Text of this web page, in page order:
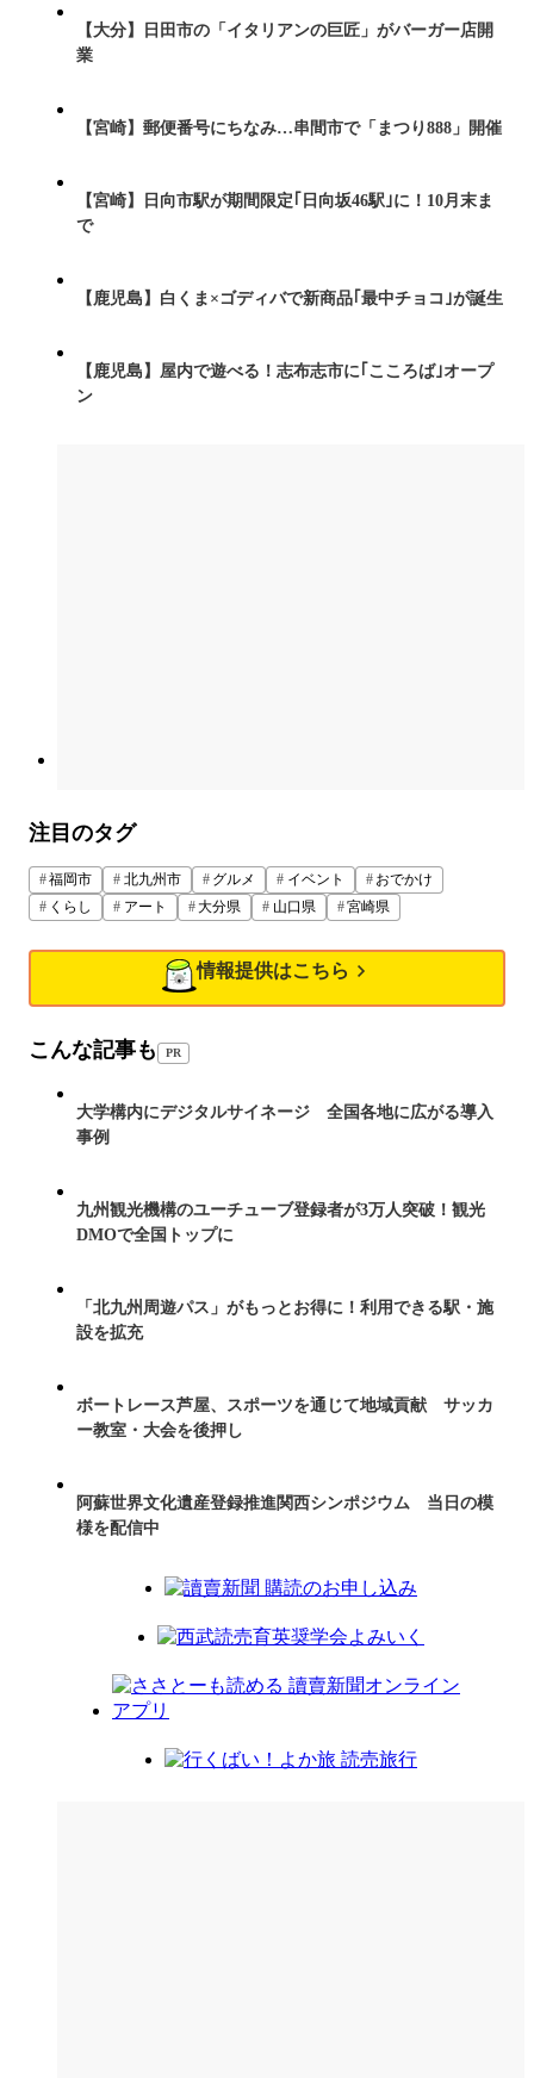
【大分】日田市の「イタリアンの巨匠」がバーガー店開
業
【宮崎】郵便番号にちなみ…串間市で「まつり888」開催
【宮崎】日向市駅が期間限定｢日向坂46駅｣に！10月末ま
で
【鹿児島】白くま×ゴディバで新商品｢最中チョコ｣が誕生
【鹿児島】屋内で遊べる！志布志市に｢こころば｣オープ
ン
注目のタグ
福岡市 北九州市 グルメ イベント
おでかけ
くらし
アート 大分県 山口県 宮崎県
情報提供はこちら
こんな記事も PR
大学構内にデジタルサイネージ 全国各地に広がる導入
事例
九州観光機構のユーチューブ登録者が3万人突破！観光
DMOで全国トップに
「北九州周遊パス」がもっとお得に！利用できる駅・施
設を拡充
ボートレース芦屋、スポーツを通じて地域貢献 サッカ
ー教室・大会を後押し
阿蘇世界文化遺産登録推進関西シンポジウム 当日の模
様を配信中